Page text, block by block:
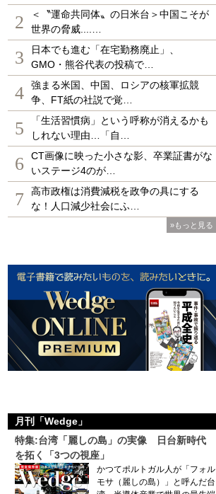
2
＜〝運命共同体〟の日米台＞中国こそが
世界の脅威....…
3
日本でも進む「在宅勤務廃止」、
GMO・熊谷代表の投稿で…
4
強まる米国、中国、ロシアの核軍拡競
争、FT紙の社説で覚…
5
「生活習慣病」という呼称が消えるかも
しれない理由…「自…
6
CT画像に映った小さな影、卒業証書がな
いステージ4のが…
7
高市政権は消費減税を政争の具にする
な！人口減少社会にふ…
»もっと見る
月刊「Wedge」
特集:台湾「麗しの島」の実像 日台新時代
を拓く「3つの視座」
かつてポルトガル人が「フォル
モサ（麗しの島）」と呼んだ台